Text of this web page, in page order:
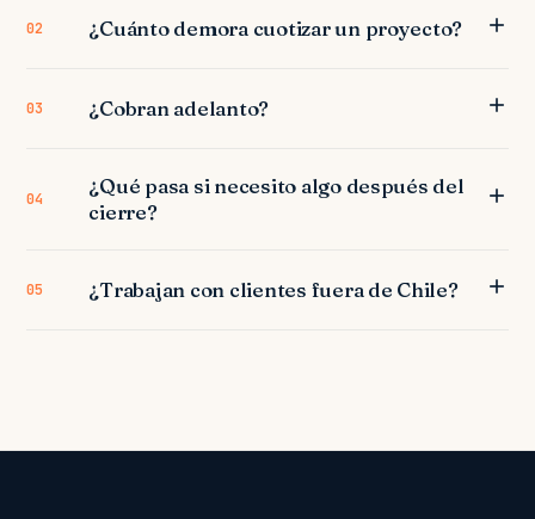
02 ¿Cuánto demora cuotizar un proyecto?
03 ¿Cobran adelanto?
04
¿Qué pasa si necesito algo después del
cierre?
05 ¿Trabajan con clientes fuera de Chile?